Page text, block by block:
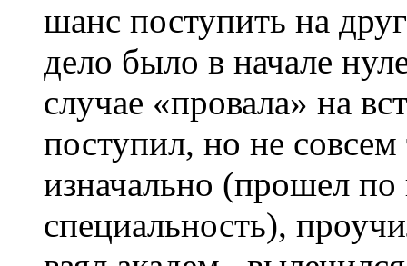
шанс поступить на
дело было в начале
случае «провала» на
поступил, но не совсем
изначально (прошел
специальность),